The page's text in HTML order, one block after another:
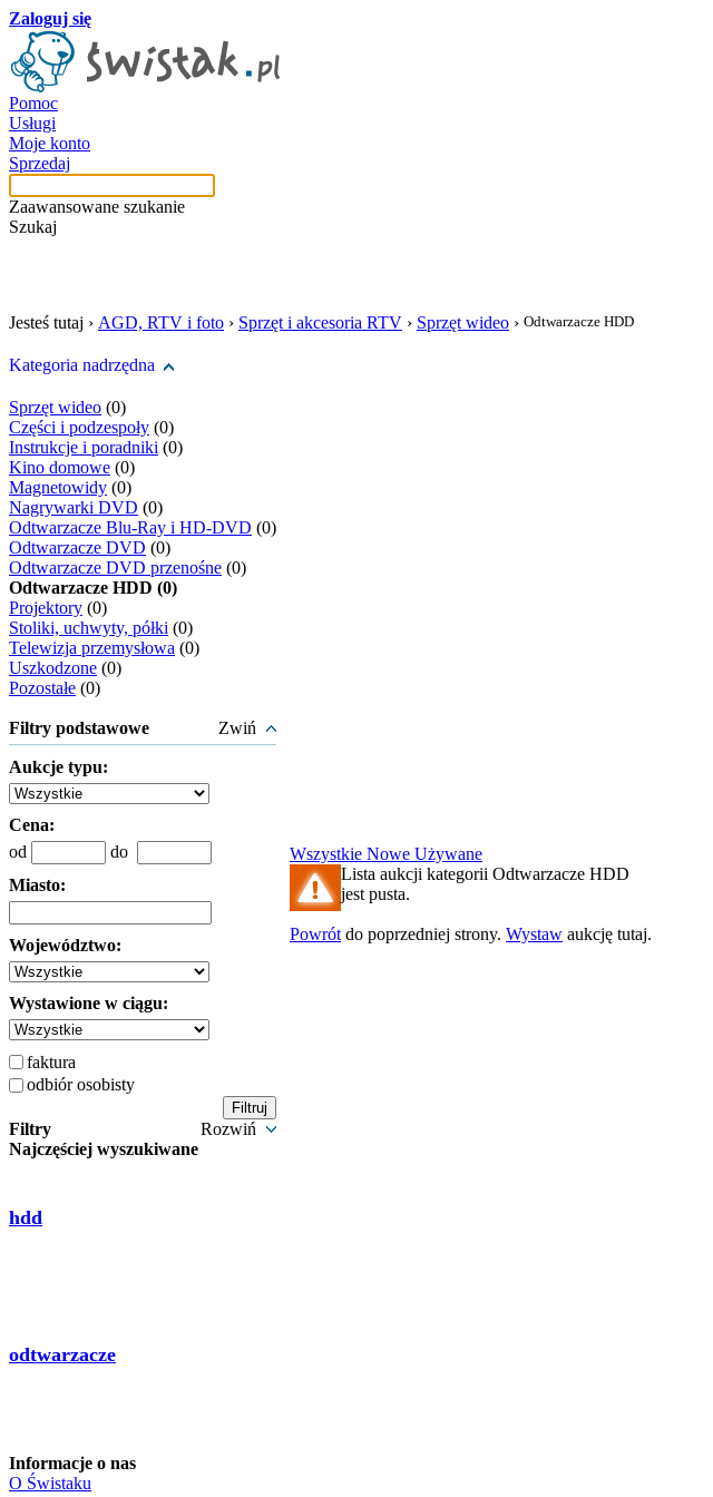
Zaloguj się
Pomoc
Usługi
Moje konto
Sprzedaj
Zaawansowane szukanie
Szukaj
Jesteś tutaj › AGD, RTV i foto › Sprzęt i akcesoria RTV › Sprzęt wideo › Odtwarzacze HDD
Kategoria nadrzędna
Sprzęt wideo (0)
Części i podzespoły (0)
Instrukcje i poradniki (0)
Kino domowe (0)
Magnetowidy (0)
Nagrywarki DVD (0)
Odtwarzacze Blu-Ray i HD-DVD (0)
Odtwarzacze DVD (0)
Odtwarzacze DVD przenośne (0)
Odtwarzacze HDD (0)
Projektory (0)
Stoliki, uchwyty, półki (0)
Telewizja przemysłowa (0)
Uszkodzone (0)
Pozostałe (0)
Filtry podstawowe Zwiń
Aukcje typu:
Cena:
od
do
Miasto:
Województwo:
Wystawione w ciągu:
faktura
odbiór osobisty
Filtry
Rozwiń
Najczęściej wyszukiwane
hdd
odtwarzacze
Wszystkie Nowe Używane
Lista aukcji kategorii Odtwarzacze HDD
jest pusta.
Powrót do poprzedniej strony. Wystaw aukcję tutaj.
Informacje o nas
O Świstaku